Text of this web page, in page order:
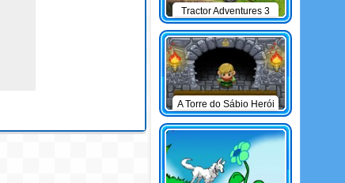
Tractor Adventures 3
game
A Torre do Sábio Herói
Mirim